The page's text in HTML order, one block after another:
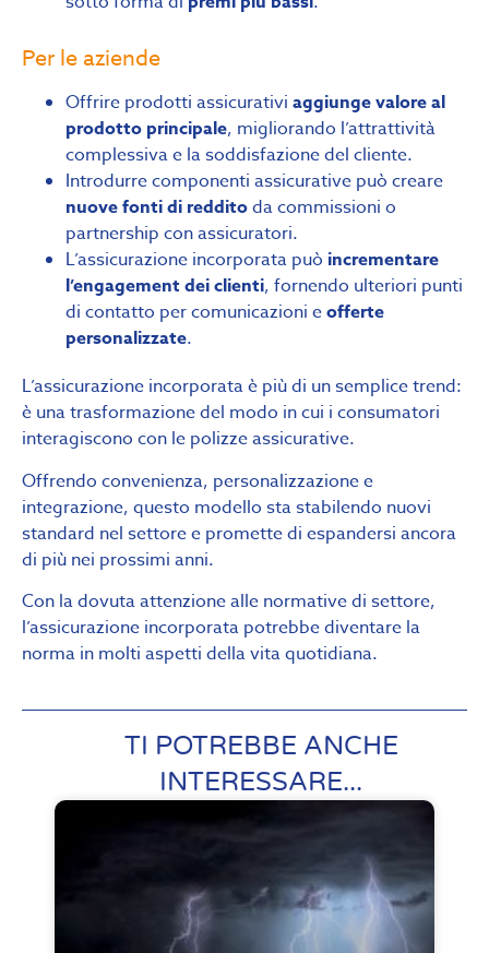
Per le aziende
Offrire prodotti assicurativi aggiunge valore al
prodotto principale, migliorando l’attrattività
complessiva e la soddisfazione del cliente.
Introdurre componenti assicurative può creare
nuove fonti di redditoda commissioni o
partnership con assicuratori.
L’assicurazione incorporata può incrementare
l’engagement dei clienti, fornendo ulteriori punti
di contatto per comunicazioni eofferte
personalizzate.
L’assicurazione incorporata è più di un semplice trend:
è una trasformazione del modo in cui i consumatori
interagiscono con le polizze assicurative.
Offrendo convenienza, personalizzazione e
integrazione, questo modello sta stabilendo nuovi
standard nel settore e promette di espandersi ancora
di più nei prossimi anni.
Con la dovuta attenzione alle normative di settore,
l’assicurazione incorporata potrebbe diventare la
norma in molti aspetti della vita quotidiana.
TI POTREBBE ANCHE
INTERESSARE...